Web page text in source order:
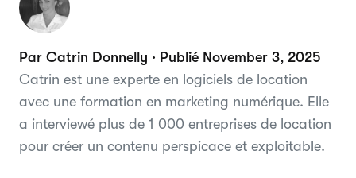
Par Catrin Donnelly · Publié November 3, 2025
Catrin est une experte en logiciels de location
avec une formation en marketing numérique. Elle
a interviewé plus de 1 000 entreprises de location
pour créer un contenu perspicace et exploitable.